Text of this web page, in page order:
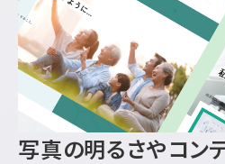
写真の明るさやコン